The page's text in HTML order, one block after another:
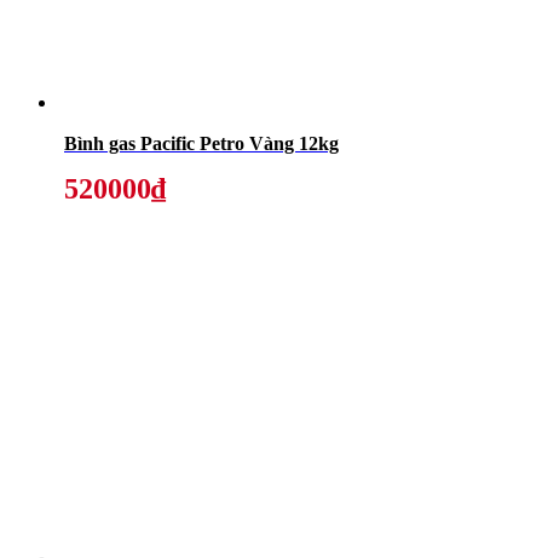
Bình gas Pacific Petro Vàng 12kg
520000₫